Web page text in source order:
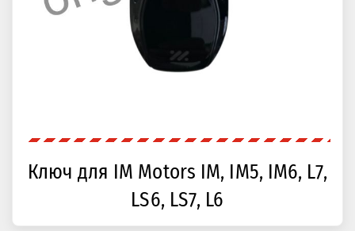
Ключ для IM Motors IM, IM5, IM6, L7,
LS6, LS7, L6